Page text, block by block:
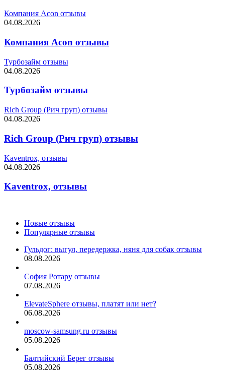
Компания Acon отзывы
04.08.2026
Компания Acon отзывы
Турбозайм отзывы
04.08.2026
Турбозайм отзывы
Rich Group (Рич груп) отзывы
04.08.2026
Rich Group (Рич груп) отзывы
Kaventrox, отзывы
04.08.2026
Kaventrox, отзывы
Новые отзывы
Популярные отзывы
Гульдог: выгул, передержка, няня для собак отзывы
08.08.2026
София Ротару отзывы
07.08.2026
ElevateSphere отзывы, платят или нет?
06.08.2026
moscow-samsung.ru отзывы
05.08.2026
Балтийский Берег отзывы
05.08.2026